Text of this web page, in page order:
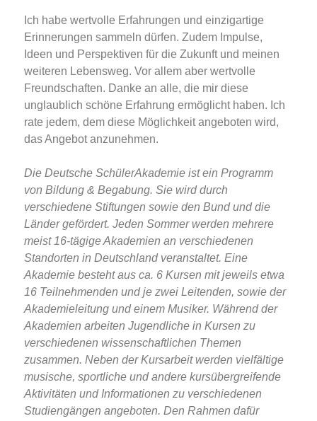
Ich habe wertvolle Erfahrungen und einzigartige
Erinnerungen sammeln dürfen. Zudem Impulse,
Ideen und Perspektiven für die Zukunft und meinen
weiteren Lebensweg. Vor allem aber wertvolle
Freundschaften. Danke an alle, die mir diese
unglaublich schöne Erfahrung ermöglicht haben. Ich
rate jedem, dem diese Möglichkeit angeboten wird,
das Angebot anzunehmen.
Die Deutsche SchülerAkademie ist ein Programm
von Bildung & Begabung. Sie wird durch
verschiedene Stiftungen sowie den Bund und die
Länder gefördert. Jeden Sommer werden mehrere
meist 16-tägige Akademien an verschiedenen
Standorten in Deutschland veranstaltet. Eine
Akademie besteht aus ca. 6 Kursen mit jeweils etwa
16 Teilnehmenden und je zwei Leitenden, sowie der
Akademieleitung und einem Musiker. Während der
Akademien arbeiten Jugendliche in Kursen zu
verschiedenen wissenschaftlichen Themen
zusammen. Neben der Kursarbeit werden vielfältige
musische, sportliche und andere kursübergreifende
Aktivitäten und Informationen zu verschiedenen
Studiengängen angeboten. Den Rahmen dafür